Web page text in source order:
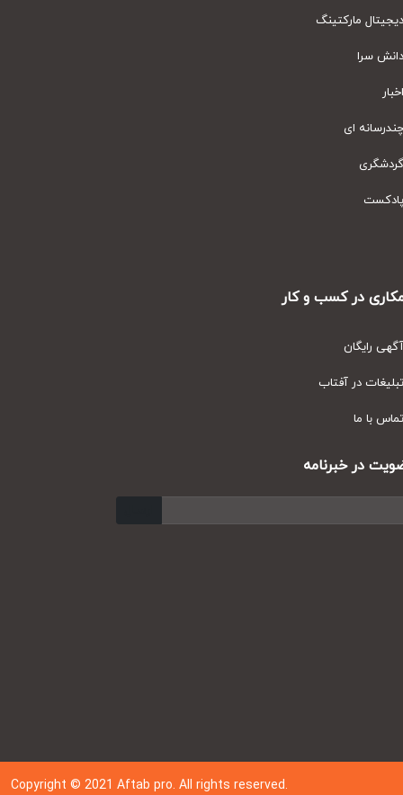
مارکتینگ
سرا
ای
در کسب و کار
رایگان
در آفتاب
با ما
در خبرنامه
Copyright © 202 1Aftab pro. All rights reserved.